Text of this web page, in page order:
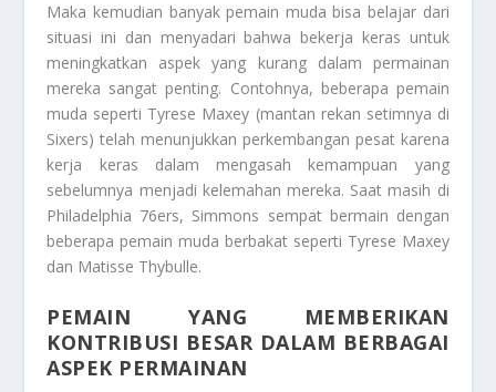
Maka kemudian banyak pemain muda bisa belajar dari
situasi ini dan menyadari bahwa bekerja keras untuk
meningkatkan aspek yang kurang dalam permainan
mereka sangat penting. Contohnya, beberapa pemain
muda seperti Tyrese Maxey (mantan rekan setimnya di
Sixers) telah menunjukkan perkembangan pesat karena
kerja keras dalam mengasah kemampuan yang
sebelumnya menjadi kelemahan mereka. Saat masih di
Philadelphia 76ers, Simmons sempat bermain dengan
beberapa pemain muda berbakat seperti Tyrese Maxey
dan Matisse Thybulle.
PEMAIN YANG MEMBERIKAN
KONTRIBUSI BESAR DALAM BERBAGAI
ASPEK PERMAINAN